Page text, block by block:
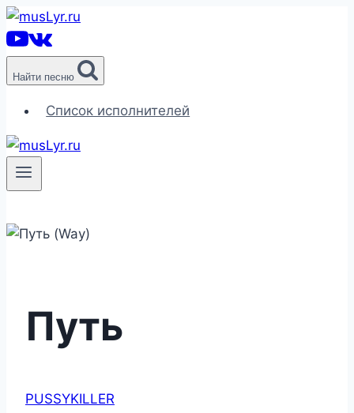
Перейти
к
содержимому
Найти песню
Список исполнителей
Путь
PUSSYKILLER